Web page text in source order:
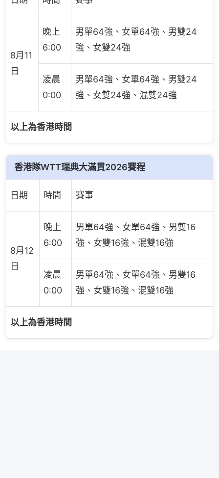
8月11
日
晚上
6:00
男單64強、女單64強、男雙24
強、女雙24強
凌晨
0:00
男單64強、女單64強、男雙24
強、女雙24強、混雙24強
以上為香港時間
香港隊WTT瑞典大滿貫2026賽程
日期 時間 賽事
8月12
日
晚上
6:00
男單64強、女單64強、男雙16
強、女雙16強、混雙16強
凌晨
0:00
男單64強、女單64強、男雙16
強、女雙16強、混雙16強
以上為香港時間